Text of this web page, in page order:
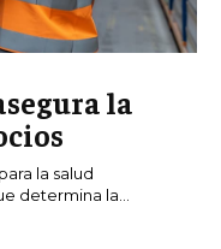
la
la salud
determina la...